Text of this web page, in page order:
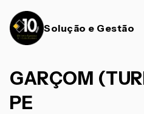
Solução e Gestão
GARÇOM
PE